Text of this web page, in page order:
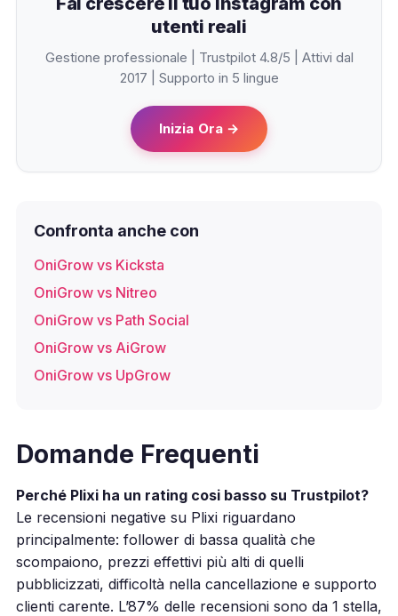
utenti reali
Gestione professionale | Trustpilot 4.8/5 | Attivi dal
2017 | Supporto in 5 lingue
Inizia Ora →
Confronta anche con
OniGrow vs Kicksta
OniGrow vs Nitreo
OniGrow vs Path Social
OniGrow vs AiGrow
OniGrow vs UpGrow
Domande Frequenti
Perché Plixi ha un rating cosi basso su Trustpilot?
Le recensioni negative su Plixi riguardano
principalmente: follower di bassa qualità che
scompaiono, prezzi effettivi più alti di quelli
pubblicizzati, difficoltà nella cancellazione e supporto
clienti carente. L’87% delle recensioni sono da 1 stella,